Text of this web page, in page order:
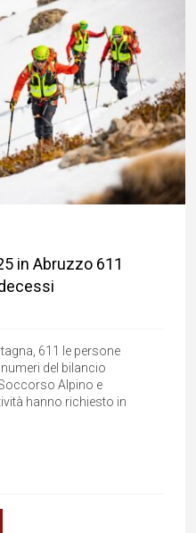
in Abruzzo 611
611 le persone
del bilancio
Alpino e
hanno richiesto in